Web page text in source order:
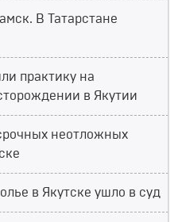
В Татарстане
практику на
в Якутии
неотложных
в Якутске ушло в суд